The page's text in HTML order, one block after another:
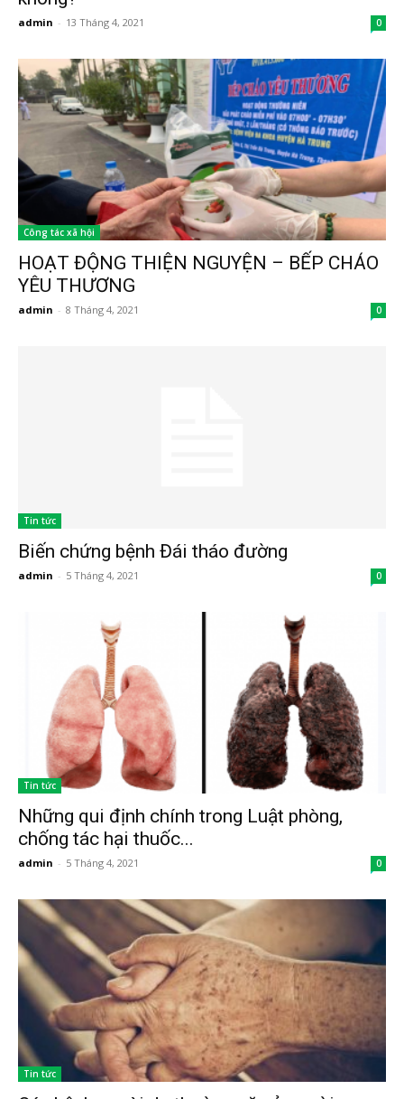
admin - 13 Tháng 4, 2021 0
Công tác xã hội
HOẠT ĐỘNG THIỆN NGUYỆN – BẾP CHÁO
YÊU THƯƠNG
admin - 8 Tháng 4, 2021 0
Tin tức
Biến chứng bệnh Đái tháo đường
admin - 5 Tháng 4, 2021 0
Tin tức
Những qui định chính trong Luật phòng,
chống tác hại thuốc...
admin - 5 Tháng 4, 2021 0
Tin tức